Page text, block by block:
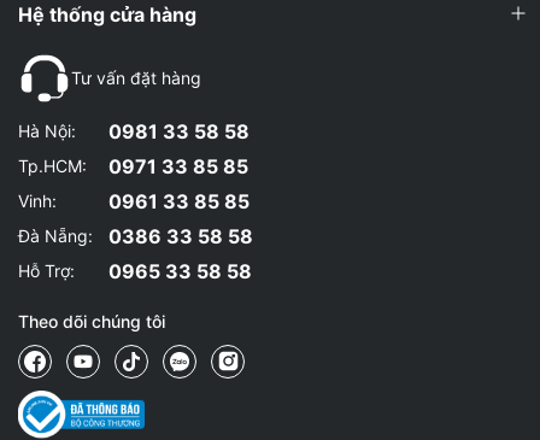
Hệ thống cửa hàng
Tư vấn đặt hàng
Hà Nội: 0981 33 58 58
Tp.HCM: 0971 33 85 85
Vinh: 0961 33 85 85
Đà Nẵng: 0386 33 58 58
Hỗ Trợ: 0965 33 58 58
Theo dõi chúng tôi